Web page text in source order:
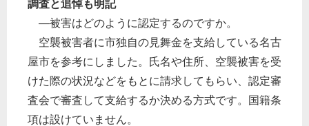
調査と追悼も明記
―被害はどのように認定するのですか。
空襲被害者に市独自の見舞金を支給している名古
屋市を参考にしました。氏名や住所、空襲被害を受
けた際の状況などをもとに請求してもらい、認定審
査会で審査して支給するか決める方式です。国籍条
項は設けていません。